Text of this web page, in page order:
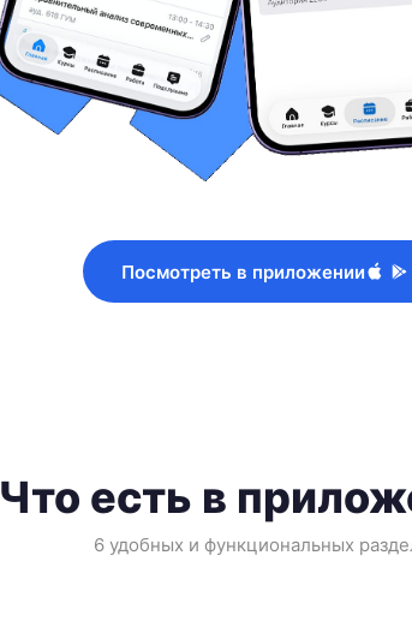
Посмотреть в приложении
Что есть в
6 удобных и функциональных